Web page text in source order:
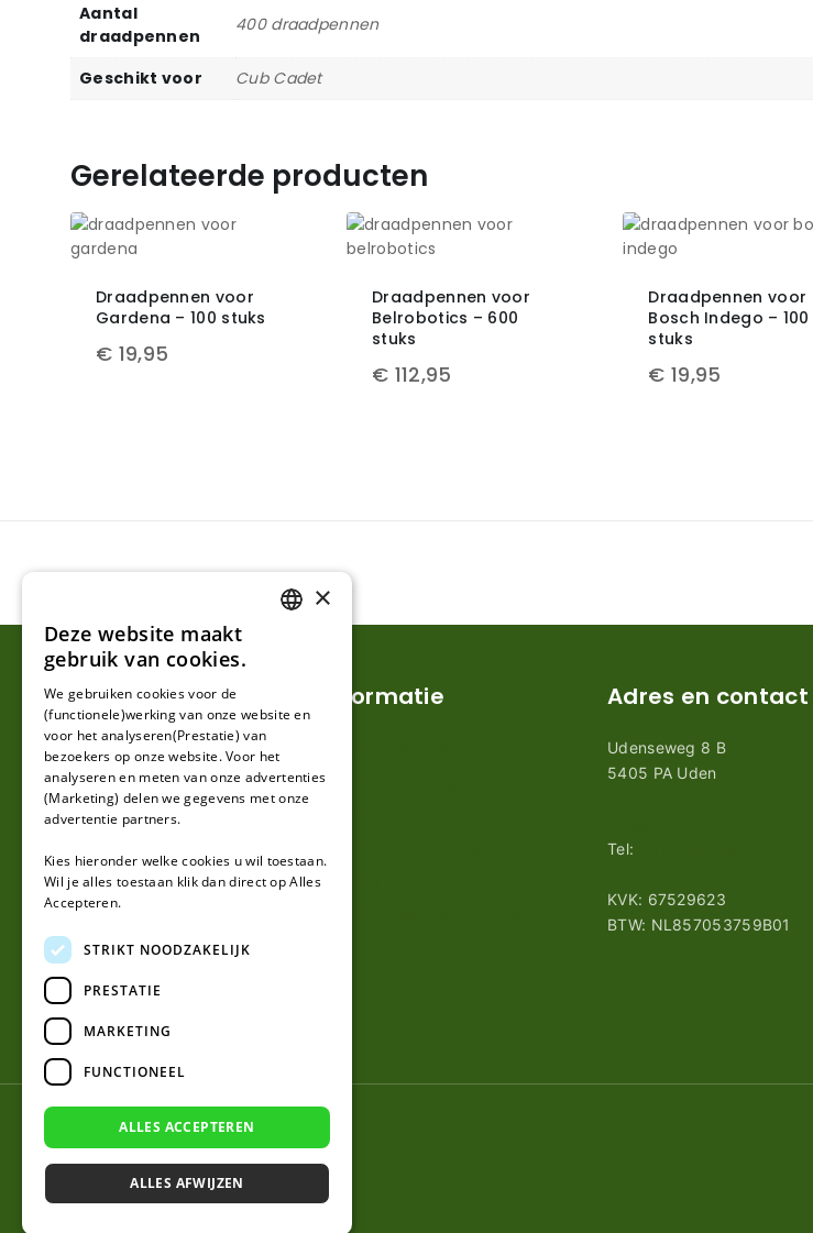
Aantal
draadpennen
400 draadpennen
Geschikt voor Cub Cadet
Gerelateerde producten
Draadpennen voor
Gardena – 100 stuks
€ 19,95
Draadpennen voor
Belrobotics – 600
stuks
€ 112,95
Draadpennen voor
Bosch Indego – 100
stuks
€ 19,95
Klantenservice
Mijn account
Klantenservice
Contact
Informatie Adres en contact
Udenseweg 8 B
5405 PA Uden
Tel:
KVK: 67529623
BTW: NL857053759B01
© 2026 Robotmaaier-mesjes.nl
GERMAN
×
Deze website maakt
gebruik van cookies.
We gebruiken cookies voor de
(functionele)werking van onze website en
voor het analyseren(Prestatie) van
bezoekers op onze website. Voor het
analyseren en meten van onze advertenties
(Marketing) delen we gegevens met onze
advertentie partners.
Kies hieronder welke cookies u wil toestaan.
Wil je alles toestaan klik dan direct op Alles
Accepteren.
STRIKT NOODZAKELIJK
PRESTATIE
MARKETING
FUNCTIONEEL
ALLES ACCEPTEREN
ALLES AFWIJZEN